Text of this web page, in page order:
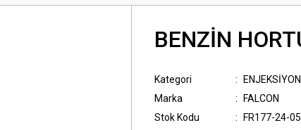
BENZİN
Kategori
Marka
FALCON
Stok Kodu
FR177-24-05